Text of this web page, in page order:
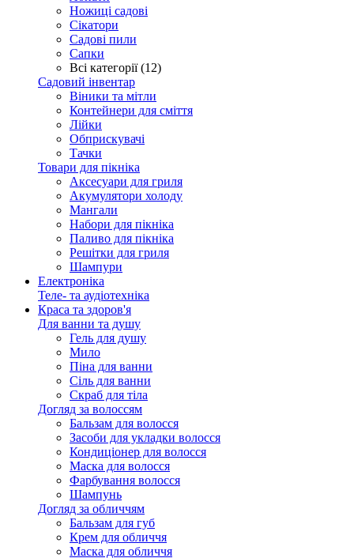
Ножиці садові
Сікатори
Садові пили
Сапки
Всі категорії (12)
Садовий інвентар
Віники та мітли
Контейнери для сміття
Лійки
Обприскувачі
Тачки
Товари для пікніка
Аксесуари для гриля
Акумулятори холоду
Мангали
Набори для пікніка
Паливо для пікніка
Решітки для гриля
Шампури
Електроніка
Теле- та аудіотехніка
Краса та здоров'я
Для ванни та душу
Гель для душу
Мило
Піна для ванни
Сіль для ванни
Скраб для тіла
Догляд за волоссям
Бальзам для волосся
Засоби для укладки волосся
Кондиціонер для волосся
Маска для волосся
Фарбування волосся
Шампунь
Догляд за обличчям
Бальзам для губ
Крем для обличчя
Маска для обличчя